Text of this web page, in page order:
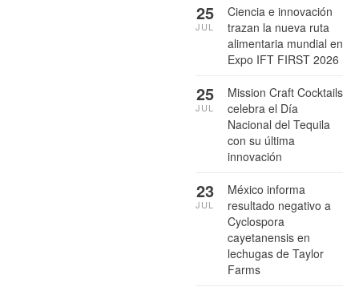
Ciencia e innovación
trazan la nueva ruta
alimentaria mundial en
Expo IFT FIRST 2026
25
JUL
Mission Craft Cocktails
celebra el Día
Nacional del Tequila
con su última
innovación
25
JUL
México informa
resultado negativo a
Cyclospora
cayetanensis en
lechugas de Taylor
Farms
23
JUL